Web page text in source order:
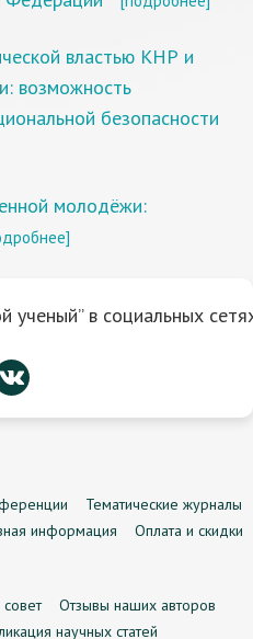
властью КНР и
возможность
безопасности
молодёжи:
в социальных
Тематические журналы
информация
Оплата и скидки
Отзывы наших авторов
научных статей